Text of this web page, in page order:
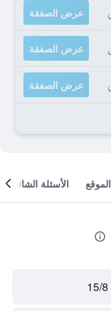
عرض الصفقة
عرض الصفقة
عرض الصفقة
الموقع الأسئلة الشائعة